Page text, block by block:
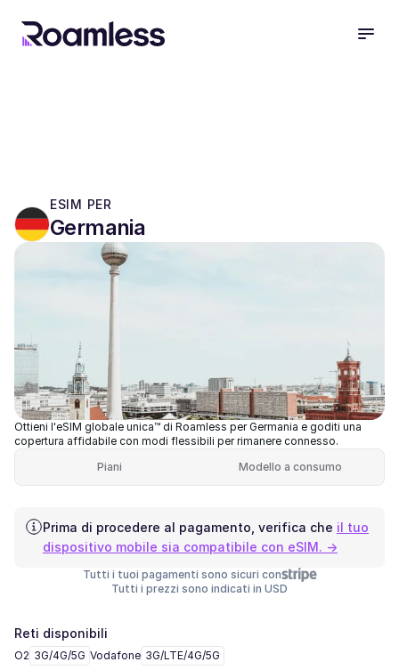
ESIM PER
Germania
Ottieni l'eSIM globale unica™ di Roamless per Germania e goditi una
copertura affidabile con modi flessibili per rimanere connesso.
Piani
Modello a consumo
Prima di procedere al pagamento, verifica che il tuo
dispositivo mobile sia compatibile con eSIM. →
Tutti i tuoi pagamenti sono sicuri con
Tutti i prezzi sono indicati in USD
Reti disponibili
O2 3G/4G/5G Vodafone 3G/LTE/4G/5G